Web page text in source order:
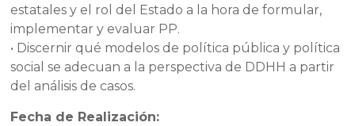
estatales y el rol del Estado a la hora de formular,
implementar y evaluar PP.
• Discernir qué modelos de política pública y política
social se adecuan a la perspectiva de DDHH a partir
del análisis de casos.
Fecha de Realización: